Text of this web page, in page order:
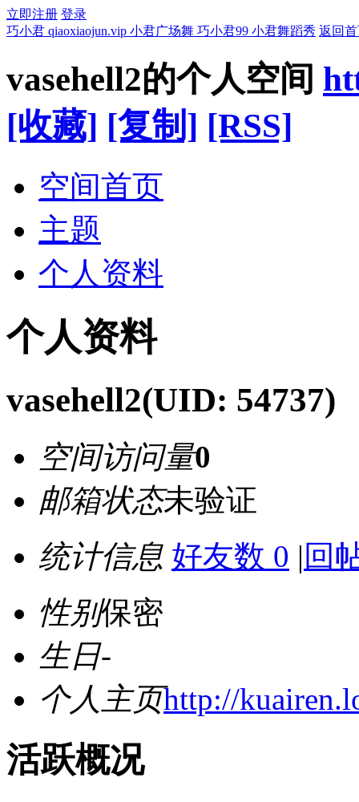
立即注册 登录
巧小君 qiaoxiaojun.vip 小君广场舞 巧小君99 小君舞蹈秀 返回
vasehell2的个人空间
[收藏] [复制] [RSS]
空间首页
主题
个人资料
个人资料
vasehell2(UID: 54737)
空间访问量0
邮箱状态未验证
统计信息 好友数 0 | 回
性别保密
生日-
个人主页http://
活跃概况